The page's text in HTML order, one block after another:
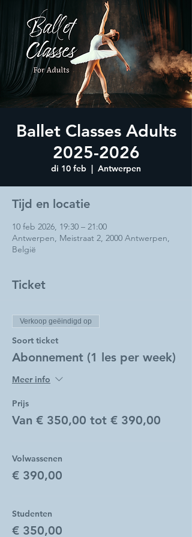
Ballet Classes Adults
2025-2026
di 10 feb
  |
Antwerpen
Tijd en locatie
10 feb 2026, 19:30 – 21:00
Antwerpen, Meistraat 2, 2000 Antwerpen,
België
Ticket
Verkoop geëindigd op
Soort ticket
Abonnement (1 les per week)
Meer info
Prijs
Van € 350,00 tot € 390,00
Volwassenen
€ 390,00
Studenten
€ 350,00